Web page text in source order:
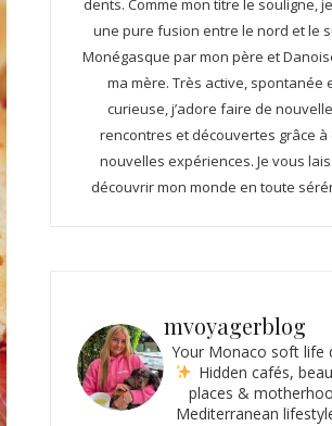
dents. Comme mon titre le souligne,
une pure fusion entre le nord et le
Monégasque par mon père et
ma mère. Très active, spontanée
curieuse, j’adore faire de
rencontres et découvertes grâce à
nouvelles expériences. Je vous
découvrir mon monde en toute
mvoyagerblog
Your Monaco soft life
Hidden cafés,
places &
Mediterranean